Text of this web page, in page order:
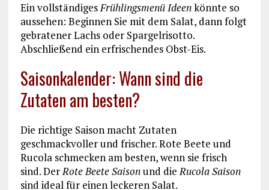
Ein vollständigesFrühlingsmenü Ideenkönnte so
aussehen: Beginnen Sie mit dem Salat, dann folgt
gebratener Lachs oder Spargelrisotto.
Abschließend ein erfrischendes Obst-Eis.
Saisonkalender: Wann sind die
Zutaten am besten?
Die richtige Saison macht Zutaten
geschmackvoller und frischer. Rote Beete und
Rucola schmecken am besten, wenn sie frisch
sind. DerRote Beete Saisonund dieRucola Saison
sind ideal für einen leckeren Salat.